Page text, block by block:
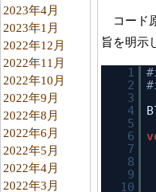
2023年4月
2023年1月
2022年12月
2022年11月
2022年10月
2022年9月
2022年8月
2022年6月
2022年5月
2022年4月
2022年3月
コード
旨を明示
1
2
3
4
5
6
7
8
9
10